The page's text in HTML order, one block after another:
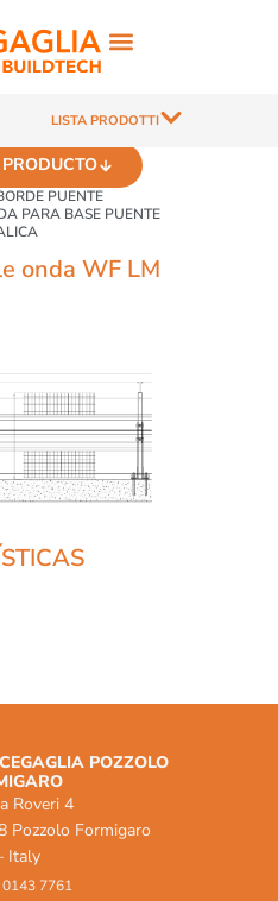
LISTA PRODOTTI
PUENTE
PARA BASE PUENTE
onda WF LM
POZZOLO
Roveri 4
Pozzolo Formigaro
Italy
7761